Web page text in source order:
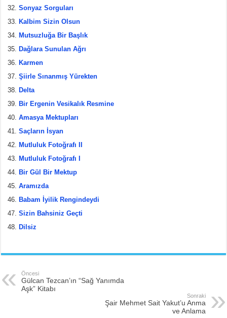
Sonyaz Sorguları
Kalbim Sizin Olsun
Mutsuzluğa Bir Başlık
Dağlara Sunulan Ağrı
Karmen
Şiirle Sınanmış Yürekten
Delta
Bir Ergenin Vesikalık Resmine
Amasya Mektupları
Saçların İsyan
Mutluluk Fotoğrafı II
Mutluluk Fotoğrafı I
Bir Gül Bir Mektup
Aramızda
Babam İyilik Rengindeydi
Sizin Bahsiniz Geçti
Dilsiz
Öncesi
Gülcan Tezcan’ın “Sağ Yanımda
Aşk” Kitabı
Sonraki
Şair Mehmet Sait Yakut’u​ Anma
ve Anlama